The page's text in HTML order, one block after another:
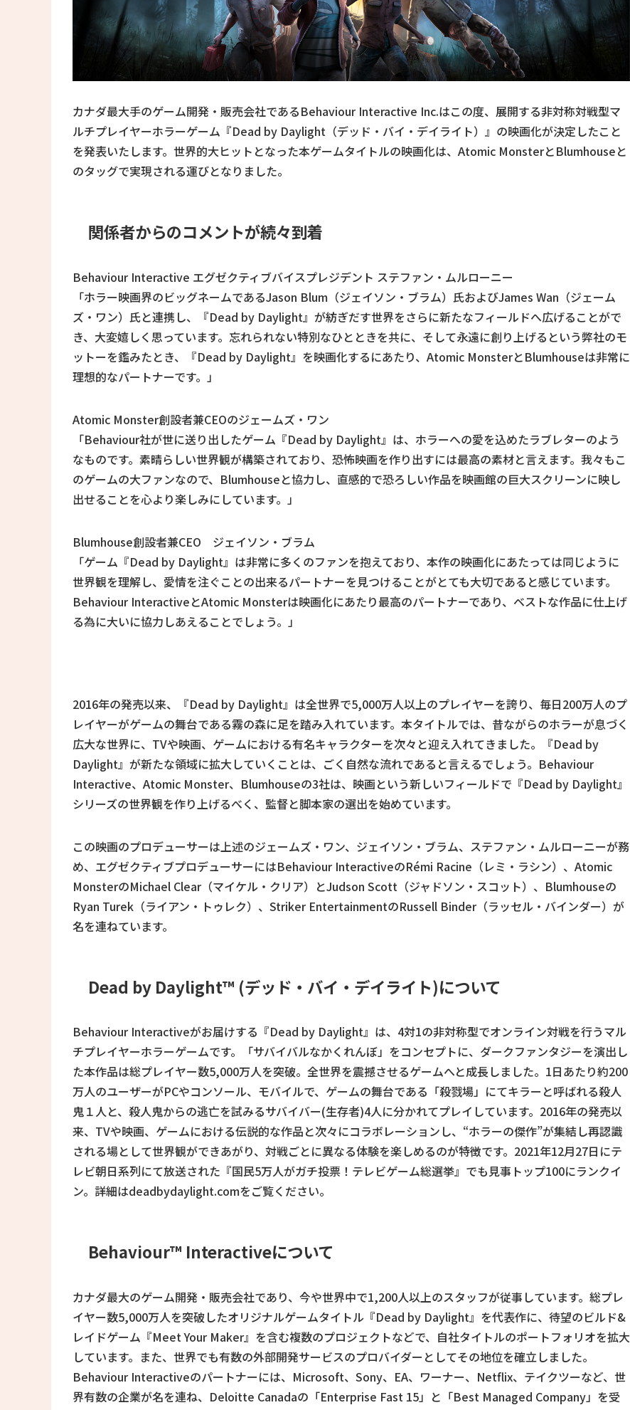
カナダ最大手のゲーム開発・販売会社であるBehaviour Interactive Inc.はこの度、展開する非対称対戦型マ
ルチプレイヤーホラーゲーム『Dead by Daylight（デッド・バイ・デイライト）』の映画化が決定したこと
を発表いたします。世界的大ヒットとなった本ゲームタイトルの映画化は、Atomic MonsterとBlumhouseと
のタッグで実現される運びとなりました。
関係者からのコメントが続々到着
Behaviour Interactive エグゼクティブバイスプレジデント ステファン・ムルローニー
「ホラー映画界のビッグネームであるJason Blum（ジェイソン・ブラム）氏およびJames Wan（ジェーム
ズ・ワン）氏と連携し、『Dead by Daylight』が紡ぎだす世界をさらに新たなフィールドへ広げることがで
き、大変嬉しく思っています。忘れられない特別なひとときを共に、そして永遠に創り上げるという弊社のモ
ットーを鑑みたとき、『Dead by Daylight』を映画化するにあたり、Atomic MonsterとBlumhouseは非常に
理想的なパートナーです。」
Atomic Monster創設者兼CEOのジェームズ・ワン
「Behaviour社が世に送り出したゲーム『Dead by Daylight』は、ホラーへの愛を込めたラブレターのよう
なものです。素晴らしい世界観が構築されており、恐怖映画を作り出すには最高の素材と言えます。我々もこ
のゲームの大ファンなので、Blumhouseと協力し、直感的で恐ろしい作品を映画館の巨大スクリーンに映し
出せることを心より楽しみにしています。」
Blumhouse創設者兼CEO ジェイソン・ブラム
「ゲーム『Dead by Daylight』は非常に多くのファンを抱えており、本作の映画化にあたっては同じように
世界観を理解し、愛情を注ぐことの出来るパートナーを見つけることがとても大切であると感じています。
Behaviour InteractiveとAtomic Monsterは映画化にあたり最高のパートナーであり、ベストな作品に仕上げ
る為に大いに協力しあえることでしょう。」
2016年の発売以来、『Dead by Daylight』は全世界で5,000万人以上のプレイヤーを誇り、毎日200万人のプ
レイヤーがゲームの舞台である霧の森に足を踏み入れています。本タイトルでは、昔ながらのホラーが息づく
広大な世界に、TVや映画、ゲームにおける有名キャラクターを次々と迎え入れてきました。『Dead by
Daylight』が新たな領域に拡大していくことは、ごく自然な流れであると言えるでしょう。Behaviour
Interactive、Atomic Monster、Blumhouseの3社は、映画という新しいフィールドで『Dead by Daylight』
シリーズの世界観を作り上げるべく、監督と脚本家の選出を始めています。
この映画のプロデューサーは上述のジェームズ・ワン、ジェイソン・ブラム、ステファン・ムルローニーが務
め、エグゼクティブプロデューサーにはBehaviour InteractiveのRémi Racine（レミ・ラシン）、Atomic
MonsterのMichael Clear（マイケル・クリア）とJudson Scott（ジャドソン・スコット）、Blumhouseの
Ryan Turek（ライアン・トゥレク）、Striker EntertainmentのRussell Binder（ラッセル・バインダー）が
名を連ねています。
Dead by Daylight™ (デッド・バイ・デイライト)について
Behaviour Interactiveがお届けする『Dead by Daylight』は、4対1の非対称型でオンライン対戦を行うマル
チプレイヤーホラーゲームです。「サバイバルなかくれんぼ」をコンセプトに、ダークファンタジーを演出し
た本作品は総プレイヤー数5,000万人を突破。全世界を震撼させるゲームへと成長しました。1日あたり約200
万人のユーザーがPCやコンソール、モバイルで、ゲームの舞台である「殺戮場」にてキラーと呼ばれる殺人
鬼１人と、殺人鬼からの逃亡を試みるサバイバー(生存者)4人に分かれてプレイしています。2016年の発売以
来、TVや映画、ゲームにおける伝説的な作品と次々にコラボレーションし、“ホラーの傑作”が集結し再認識
される場として世界観ができあがり、対戦ごとに異なる体験を楽しめるのが特徴です。2021年12月27日にテ
レビ朝日系列にて放送された『国民5万人がガチ投票！テレビゲーム総選挙』でも見事トップ100にランクイ
ン。詳細はdeadbydaylight.comをご覧ください。
Behaviour™ Interactiveについて
カナダ最大のゲーム開発・販売会社であり、今や世界中で1,200人以上のスタッフが従事しています。総プレ
イヤー数5,000万人を突破したオリジナルゲームタイトル『Dead by Daylight』を代表作に、待望のビルド&
レイドゲーム『Meet Your Maker』を含む複数のプロジェクトなどで、自社タイトルのポートフォリオを拡大
しています。また、世界でも有数の外部開発サービスのプロバイダーとしてその地位を確立しました。
Behaviour Interactiveのパートナーには、Microsoft、Sony、EA、ワーナー、Netflix、テイクツーなど、世
界有数の企業が名を連ね、Deloitte Canadaの「Enterprise Fast 15」と「Best Managed Company」を受